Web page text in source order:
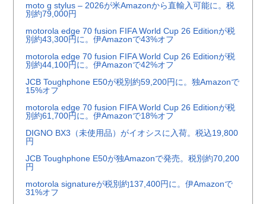
moto g stylus – 2026が米Amazonから直輸入可能に。税
別約79,000円
motorola edge 70 fusion FIFA World Cup 26 Editionが税
別約43,300円に。伊Amazonで43%オフ
motorola edge 70 fusion FIFA World Cup 26 Editionが税
別約44,100円に。伊Amazonで42%オフ
JCB Toughphone E50が税別約59,200円に。独Amazonで
15%オフ
motorola edge 70 fusion FIFA World Cup 26 Editionが税
別約61,700円に。伊Amazonで18%オフ
DIGNO BX3（未使用品）がイオシスに入荷。税込19,800
円
JCB Toughphone E50が独Amazonで発売。税別約70,200
円
motorola signatureが税別約137,400円に。伊Amazonで
31%オフ